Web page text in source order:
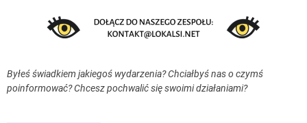
Byłeś świadkiem jakiegoś wydarzenia? Chciałbyś nas o czymś
poinformować? Chcesz pochwalić się swoimi działaniami?